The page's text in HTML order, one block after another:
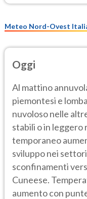
Meteo Nord-Ovest
Oggi
Al mattino
piemontesi e
nuvoloso nelle
stabili o in leggero
temporaneo
sviluppo nei
sconfinamenti
Cuneese.
aumento con